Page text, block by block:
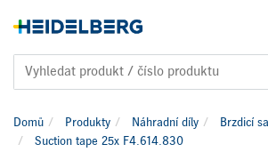
Domů Produkty Náhradní díly
Brzdicí
Suction tape 25x F4.614.830